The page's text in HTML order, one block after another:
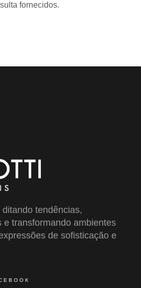
fornecidos.
tendências,
e transformando ambientes
de sofisticação e